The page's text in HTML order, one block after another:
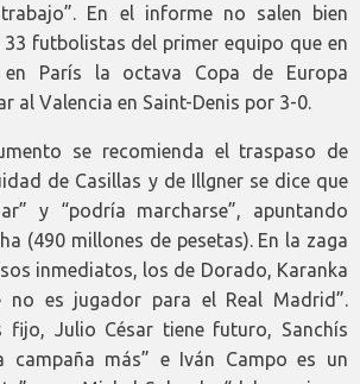
En el informe no salen bien
futbolistas del primer equipo que en
en París la octava Copa de Europa
al Valencia en Saint-Denis por 3-0.
se recomienda el traspaso de
de Casillas y de Illgner se dice que
y “podría marcharse”, apuntando
(490 millones de pesetas). En la zaga
inmediatos, los de Dorado, Karanka
no es jugador para el Real Madrid”.
fijo, Julio César tiene futuro, Sanchís
campaña más” e Iván Campo es un